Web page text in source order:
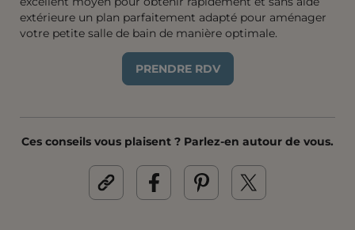
extérieure un plan parfaitement adapté pour aménager
votre petite salle de bain de manière optimale.
PRENDRE RDV
Ces conseils vous plaisent ? Parlez-en autour de vous.